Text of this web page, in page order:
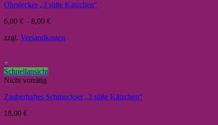
Ohrstecker „3 süße Kätzchen“
6,00 € – 8,00 €
zzgl. Versandkosten
+
Schnellansicht
Nicht vorrätig
Zauberhaftes Schmuckset „3 süße Kätzchen“
18,00 €